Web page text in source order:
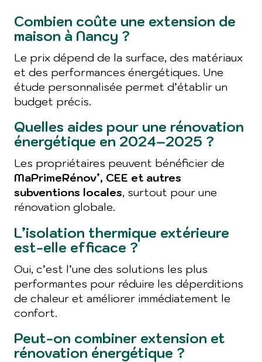
Combien coûte une extension de
maison à Nancy ?
Le prix dépend de la surface, des matériaux
et des performances énergétiques. Une
étude personnalisée permet d’établir un
budget précis.
Quelles aides pour une rénovation
énergétique en 2024–2025 ?
Les propriétaires peuvent bénéficier de
MaPrimeRénov’, CEE et autres
subventions locales, surtout pour une
rénovation globale.
L’isolation thermique extérieure
est-elle efficace ?
Oui, c’est l’une des solutions les plus
performantes pour réduire les déperditions
de chaleur et améliorer immédiatement le
confort.
Peut-on combiner extension et
rénovation énergétique ?